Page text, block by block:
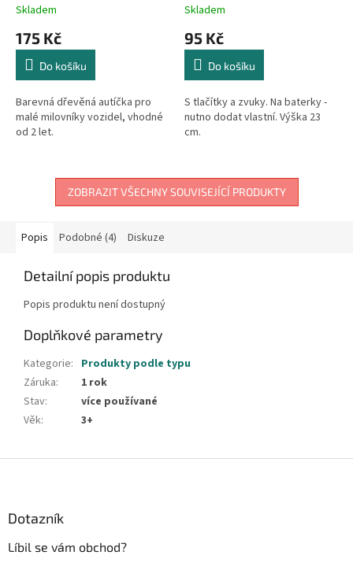
Skladem
175 Kč
Do košíku
Barevná dřevěná autíčka pro
malé milovníky vozidel, vhodné
od 2 let.
Skladem
95 Kč
Do košíku
S tlačítky a zvuky. Na baterky -
nutno dodat vlastní. Výška 23
cm.
ZOBRAZIT VŠECHNY SOUVISEJÍCÍ PRODUKTY
Popis Podobné (4) Diskuze
Detailní popis produktu
Popis produktu není dostupný
Doplňkové parametry
Kategorie: Produkty podle typu
Záruka:
1 rok
Stav:
více používané
Věk: 3+
Dotazník
Líbil se vám obchod?